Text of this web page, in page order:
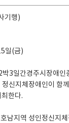
기행)
일(금)
3일간경주시장애인
정신지체장애인이 함
한다.
남지역 성인정신지